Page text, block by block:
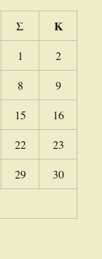
Σ Κ
1
2
8
9
15
16
22
23
29
30